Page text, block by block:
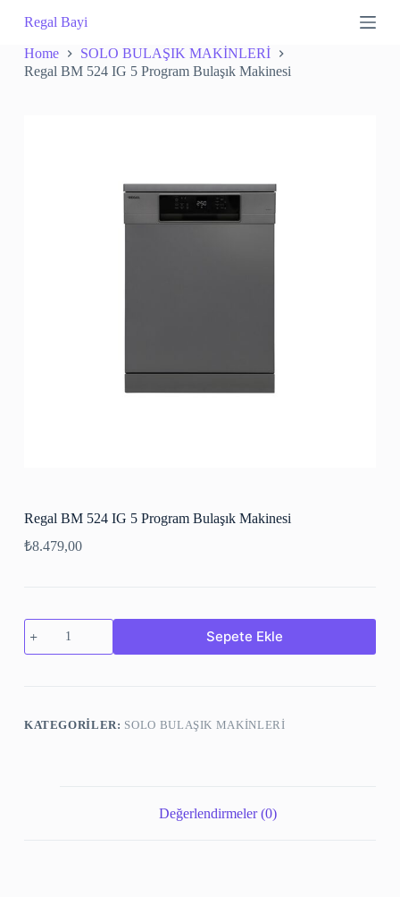
S
p
Regal Bayi
Home
SOLO BULAŞIK MAKİNLERİ
Regal BM 524 IG 5 Program Bulaşık Makinesi
Regal BM 524 IG 5 Program Bulaşık Makinesi
₺8.479,00
Sepete Ekle
KATEGORILER: SOLO BULAŞIK MAKİNLERİ
Değerlendirmeler (0)